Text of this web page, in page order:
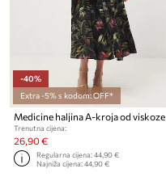
-40%
Extra -5% s kodom: OFF*
Medicine haljina A-kroja od viskoze
Trenutna cijena:
26,90 €
Regularna cijena:44,90 €
Najniža cijena:44,90 €